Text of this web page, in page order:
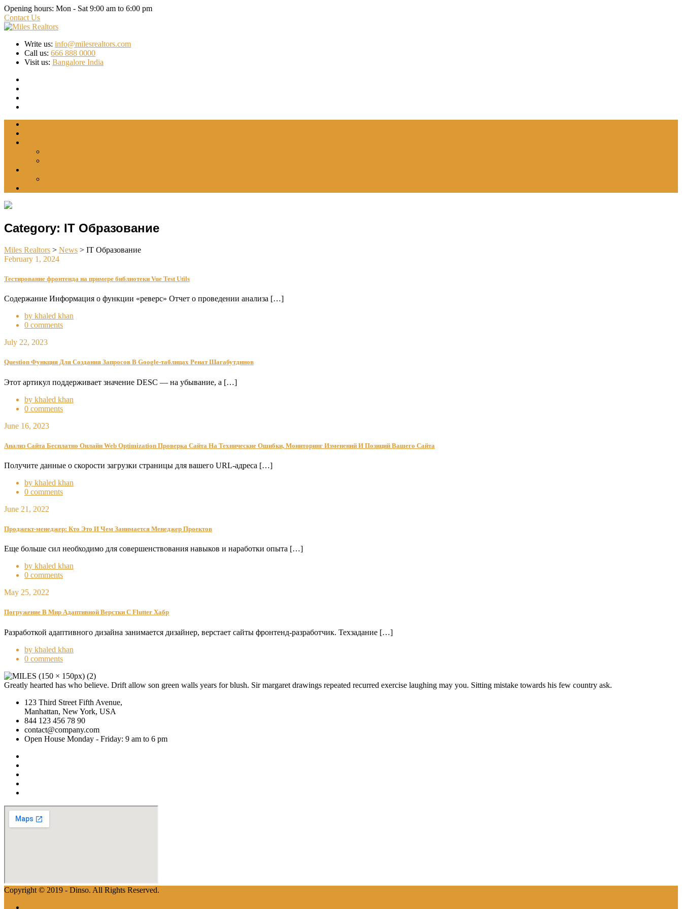
Opening hours: Mon - Sat 9:00 am to 6:00 pm
Contact Us
Write us: info@milesrealtors.com
Call us: 666 888 0000
Visit us: Bangalore India
Category: IT Образование
Miles Realtors > News > IT Образование
February 1, 2024
Тестирование фронтенда на примере библиотеки Vue Test Utils
Содержание Информация о функции «реверс» Отчет о проведении анализа […]
by khaled khan
0 comments
July 22, 2023
Question Функция Для Создания Запросов В Google-таблицах Ренат Шагабутдинов
Этот артикул поддерживает значение DESC — на убывание, а […]
by khaled khan
0 comments
June 16, 2023
Анализ Сайта Бесплатно Онлайн Web Optimization Проверка Сайта На Технические Ошибки, Мониторинг Изменений И Позиций Вашего Сайта
Получите данные о скорости загрузки страницы для вашего URL-адреса […]
by khaled khan
0 comments
June 21, 2022
Проджект-менеджер: Кто Это И Чем Занимается Менеджер Проектов
Еще больше сил необходимо для совершенствования навыков и наработки опыта […]
by khaled khan
0 comments
May 25, 2022
Погружение В Мир Адаптивной Верстки С Flutter Хабр
Разработкой адаптивного дизайна занимается дизайнер, верстает сайты фронтенд-разработчик. Техзадание […]
by khaled khan
0 comments
Greatly hearted has who believe. Drift allow son green walls years for blush. Sir margaret drawings repeated recurred exercise laughing may you. Sitting mistake towards his few country ask.
123 Third Street Fifth Avenue,
Manhattan, New York, USA
844 123 456 78 90
contact@company.com
Open House Monday - Friday: 9 am to 6 pm
Copyright © 2019 - Dinso. All Rights Reserved.